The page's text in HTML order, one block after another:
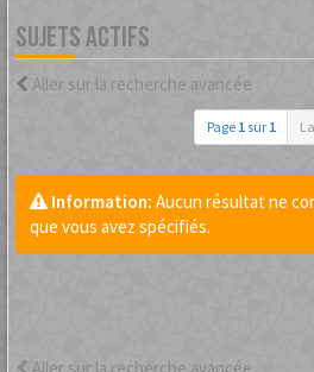
SUJETS ACTIFS
Aller sur la recherche avancée
Page 1 sur 1
Information: Aucun résultat ne
que vous avez spécifiés.